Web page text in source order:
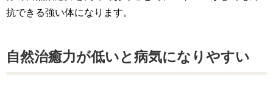
抗できる強い体になります。
自然治癒力が低いと病気になりやすい